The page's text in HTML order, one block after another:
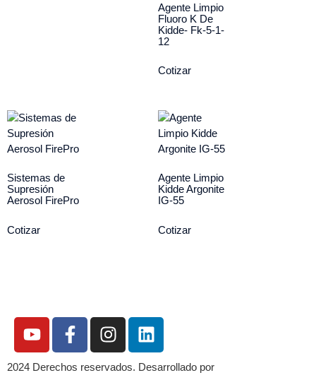
Agente Limpio
Fluoro K De
Kidde- Fk-5-1-
12
Cotizar
Sistemas de
Supresión
Aerosol FirePro
Cotizar
Agente Limpio
Kidde Argonite
IG-55
Cotizar
2024 Derechos reservados. Desarrollado por